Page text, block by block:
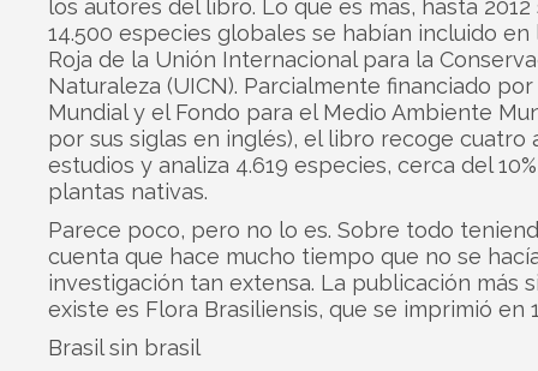
los autores del libro. Lo que es más, hasta 2012
14.500 especies globales se habían incluido en
Roja de la Unión Internacional para la
Naturaleza (UICN). Parcialmente financiado
Mundial y el Fondo para el Medio Ambiente
por sus siglas en inglés), el libro recoge cuatro
estudios y analiza 4.619 especies, cerca del
plantas nativas.
Parece poco, pero no lo es. Sobre todo
cuenta que hace mucho tiempo que no se
investigación tan extensa. La publicación más
existe es Flora Brasiliensis, que se imprimió en
Brasil sin brasil